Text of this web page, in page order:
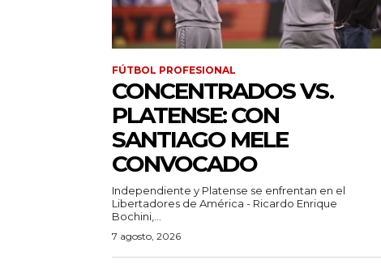
FÚTBOL PROFESIONAL
CONCENTRADOS VS.
PLATENSE: CON
SANTIAGO MELE
CONVOCADO
Independiente y Platense se enfrentan en el
Libertadores de América - Ricardo Enrique
Bochini,...
7 agosto, 2026